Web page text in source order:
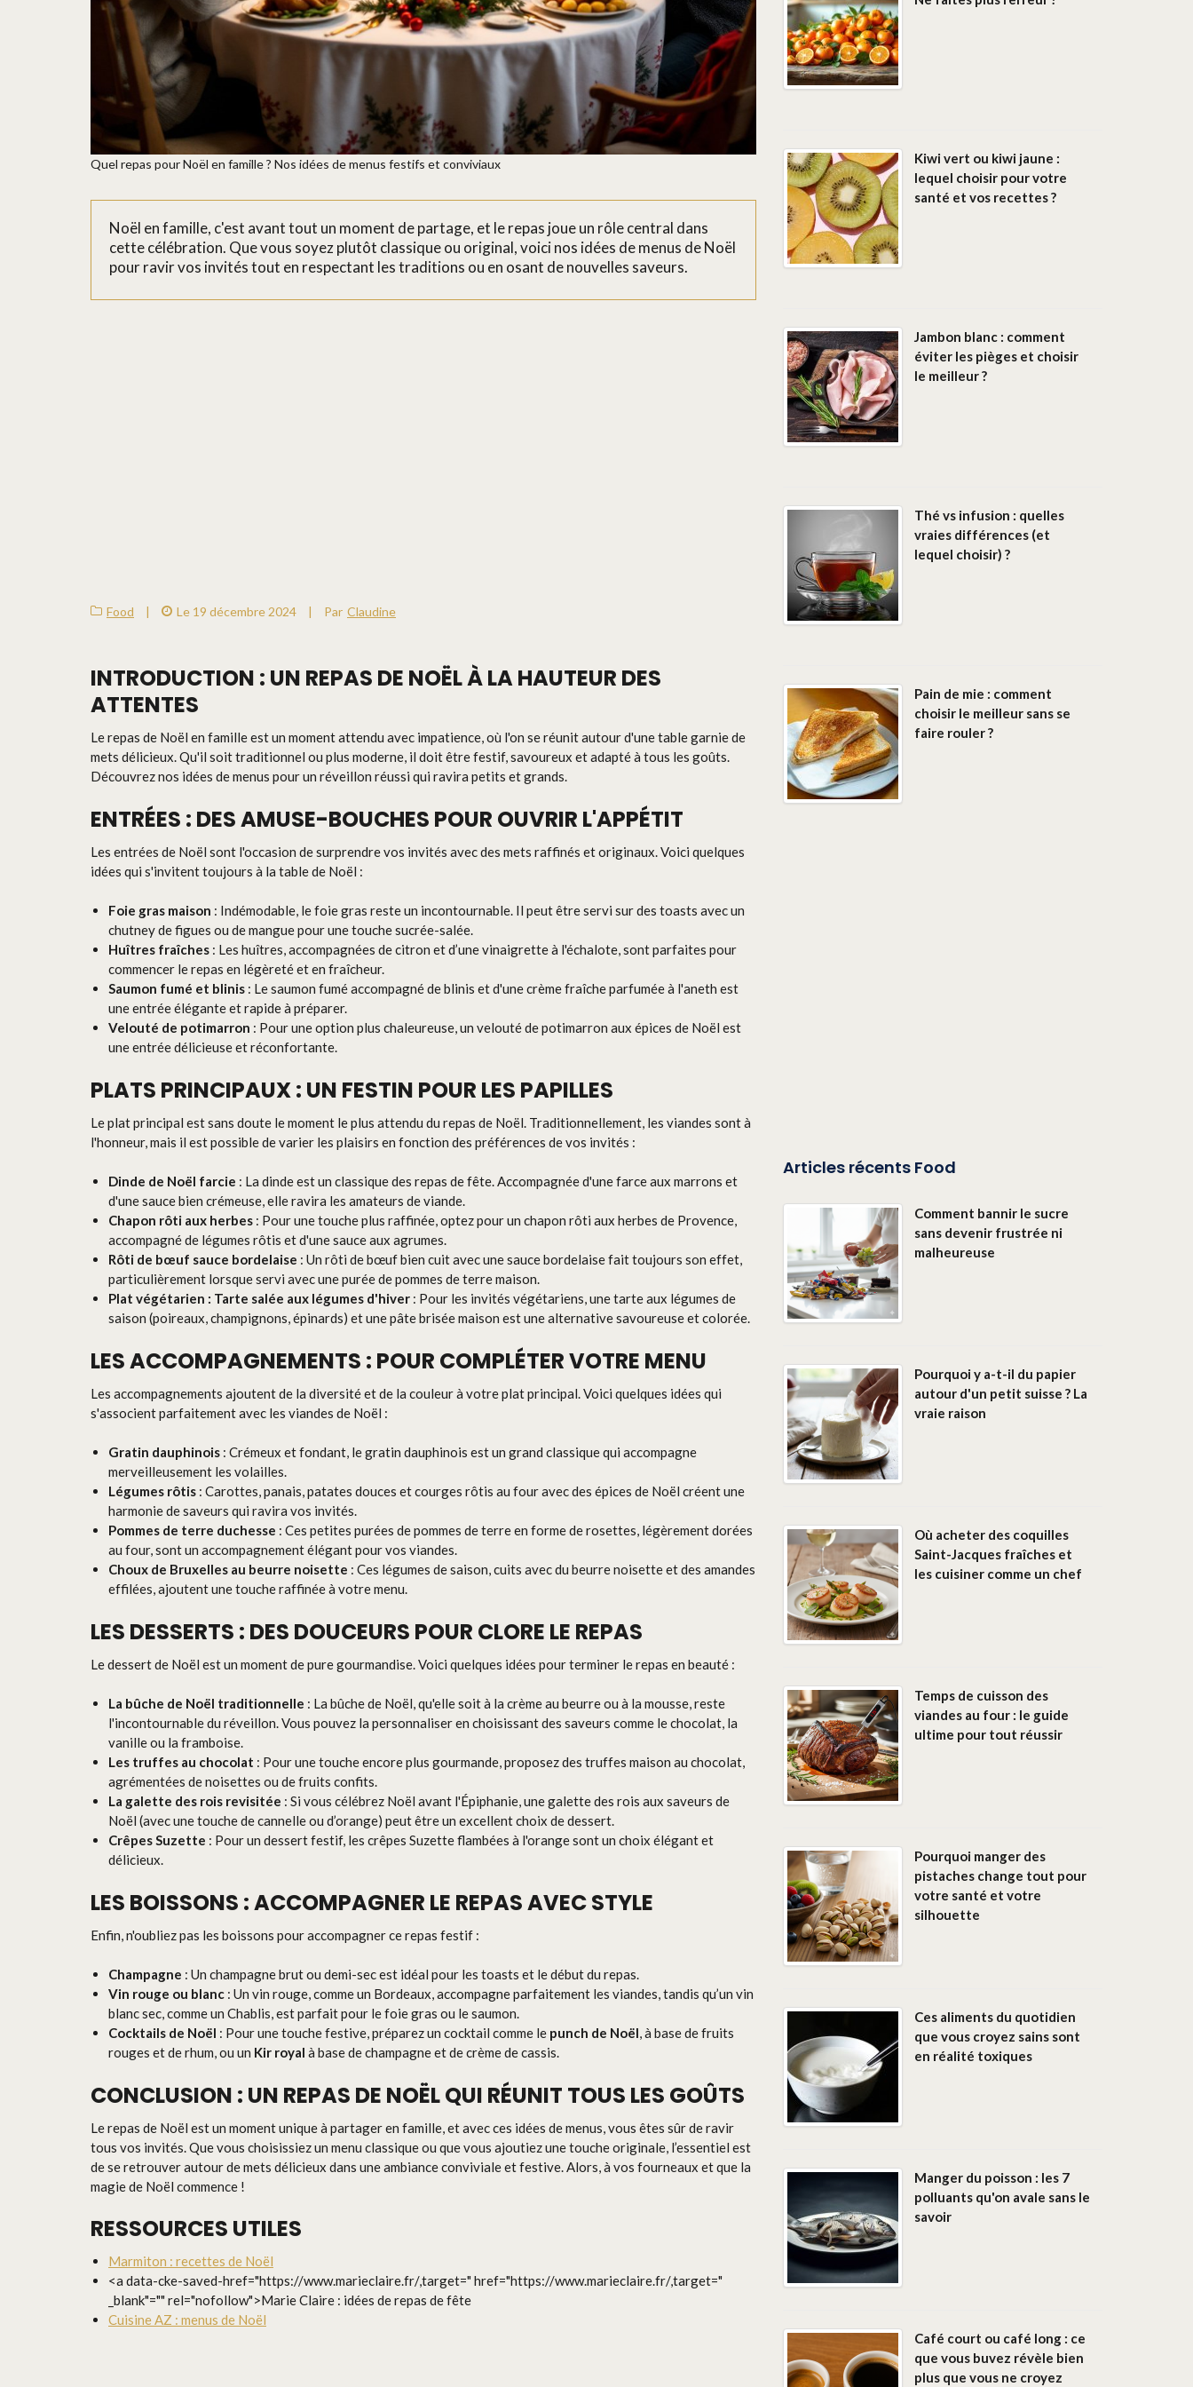
Quel repas pour Noël en famille ? Nos idées de menus festifs et conviviaux
Noël en famille, c'est avant tout un moment de partage, et le repas joue un rôle central dans
cette célébration. Que vous soyez plutôt classique ou original, voici nos idées de menus de Noël
pour ravir vos invités tout en respectant les traditions ou en osant de nouvelles saveurs.
Food | Le 19 décembre 2024 | Par Claudine
INTRODUCTION : UN REPAS DE NOËL À LA HAUTEUR DES
ATTENTES
Le repas de Noël en famille est un moment attendu avec impatience, où l'on se réunit autour d'une table garnie de
mets délicieux. Qu'il soit traditionnel ou plus moderne, il doit être festif, savoureux et adapté à tous les goûts.
Découvrez nos idées de menus pour un réveillon réussi qui ravira petits et grands.
ENTRÉES : DES AMUSE-BOUCHES POUR OUVRIR L'APPÉTIT
Les entrées de Noël sont l'occasion de surprendre vos invités avec des mets raffinés et originaux. Voici quelques
idées qui s'invitent toujours à la table de Noël :
Foie gras maison : Indémodable, le foie gras reste un incontournable. Il peut être servi sur des toasts avec un
chutney de figues ou de mangue pour une touche sucrée-salée.
Huîtres fraîches : Les huîtres, accompagnées de citron et d’une vinaigrette à l'échalote, sont parfaites pour
commencer le repas en légèreté et en fraîcheur.
Saumon fumé et blinis : Le saumon fumé accompagné de blinis et d'une crème fraîche parfumée à l'aneth est
une entrée élégante et rapide à préparer.
Velouté de potimarron : Pour une option plus chaleureuse, un velouté de potimarron aux épices de Noël est
une entrée délicieuse et réconfortante.
PLATS PRINCIPAUX : UN FESTIN POUR LES PAPILLES
Le plat principal est sans doute le moment le plus attendu du repas de Noël. Traditionnellement, les viandes sont à
l'honneur, mais il est possible de varier les plaisirs en fonction des préférences de vos invités :
Dinde de Noël farcie : La dinde est un classique des repas de fête. Accompagnée d'une farce aux marrons et
d'une sauce bien crémeuse, elle ravira les amateurs de viande.
Chapon rôti aux herbes : Pour une touche plus raffinée, optez pour un chapon rôti aux herbes de Provence,
accompagné de légumes rôtis et d'une sauce aux agrumes.
Rôti de bœuf sauce bordelaise : Un rôti de bœuf bien cuit avec une sauce bordelaise fait toujours son effet,
particulièrement lorsque servi avec une purée de pommes de terre maison.
Plat végétarien : Tarte salée aux légumes d'hiver : Pour les invités végétariens, une tarte aux légumes de
saison (poireaux, champignons, épinards) et une pâte brisée maison est une alternative savoureuse et colorée.
LES ACCOMPAGNEMENTS : POUR COMPLÉTER VOTRE MENU
Les accompagnements ajoutent de la diversité et de la couleur à votre plat principal. Voici quelques idées qui
s'associent parfaitement avec les viandes de Noël :
Gratin dauphinois : Crémeux et fondant, le gratin dauphinois est un grand classique qui accompagne
merveilleusement les volailles.
Légumes rôtis : Carottes, panais, patates douces et courges rôtis au four avec des épices de Noël créent une
harmonie de saveurs qui ravira vos invités.
Pommes de terre duchesse : Ces petites purées de pommes de terre en forme de rosettes, légèrement dorées
au four, sont un accompagnement élégant pour vos viandes.
Choux de Bruxelles au beurre noisette : Ces légumes de saison, cuits avec du beurre noisette et des amandes
effilées, ajoutent une touche raffinée à votre menu.
LES DESSERTS : DES DOUCEURS POUR CLORE LE REPAS
Le dessert de Noël est un moment de pure gourmandise. Voici quelques idées pour terminer le repas en beauté :
La bûche de Noël traditionnelle : La bûche de Noël, qu'elle soit à la crème au beurre ou à la mousse, reste
l'incontournable du réveillon. Vous pouvez la personnaliser en choisissant des saveurs comme le chocolat, la
vanille ou la framboise.
Les truffes au chocolat : Pour une touche encore plus gourmande, proposez des truffes maison au chocolat,
agrémentées de noisettes ou de fruits confits.
La galette des rois revisitée : Si vous célébrez Noël avant l'Épiphanie, une galette des rois aux saveurs de
Noël (avec une touche de cannelle ou d’orange) peut être un excellent choix de dessert.
Crêpes Suzette : Pour un dessert festif, les crêpes Suzette flambées à l'orange sont un choix élégant et
délicieux.
LES BOISSONS : ACCOMPAGNER LE REPAS AVEC STYLE
Enfin, n'oubliez pas les boissons pour accompagner ce repas festif :
Champagne : Un champagne brut ou demi-sec est idéal pour les toasts et le début du repas.
Vin rouge ou blanc : Un vin rouge, comme un Bordeaux, accompagne parfaitement les viandes, tandis qu’un vin
blanc sec, comme un Chablis, est parfait pour le foie gras ou le saumon.
Cocktails de Noël : Pour une touche festive, préparez un cocktail comme le punch de Noël, à base de fruits
rouges et de rhum, ou un Kir royal à base de champagne et de crème de cassis.
CONCLUSION : UN REPAS DE NOËL QUI RÉUNIT TOUS LES GOÛTS
Le repas de Noël est un moment unique à partager en famille, et avec ces idées de menus, vous êtes sûr de ravir
tous vos invités. Que vous choisissiez un menu classique ou que vous ajoutiez une touche originale, l’essentiel est
de se retrouver autour de mets délicieux dans une ambiance conviviale et festive. Alors, à vos fourneaux et que la
magie de Noël commence !
RESSOURCES UTILES
Marmiton : recettes de Noël
<a data-cke-saved-href="https://www.marieclaire.fr/,target=" href="https://www.marieclaire.fr/,target="
_blank"="" rel="nofollow">Marie Claire : idées de repas de fête
Cuisine AZ : menus de Noël
Kiwi vert ou kiwi jaune :
lequel choisir pour votre
santé et vos recettes ?
Jambon blanc : comment
éviter les pièges et choisir
le meilleur ?
Thé vs infusion : quelles
vraies différences (et
lequel choisir) ?
Pain de mie : comment
choisir le meilleur sans se
faire rouler ?
Articles récents Food
Comment bannir le sucre
sans devenir frustrée ni
malheureuse
Pourquoi y a-t-il du papier
autour d'un petit suisse ? La
vraie raison
Où acheter des coquilles
Saint-Jacques fraîches et
les cuisiner comme un chef
Temps de cuisson des
viandes au four : le guide
ultime pour tout réussir
Pourquoi manger des
pistaches change tout pour
votre santé et votre
silhouette
Ces aliments du quotidien
que vous croyez sains sont
en réalité toxiques
Manger du poisson : les 7
polluants qu'on avale sans le
savoir
Café court ou café long : ce
que vous buvez révèle bien
plus que vous ne croyez